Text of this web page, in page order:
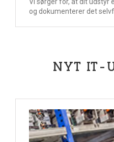
og dokumenterer det
NYT IT-